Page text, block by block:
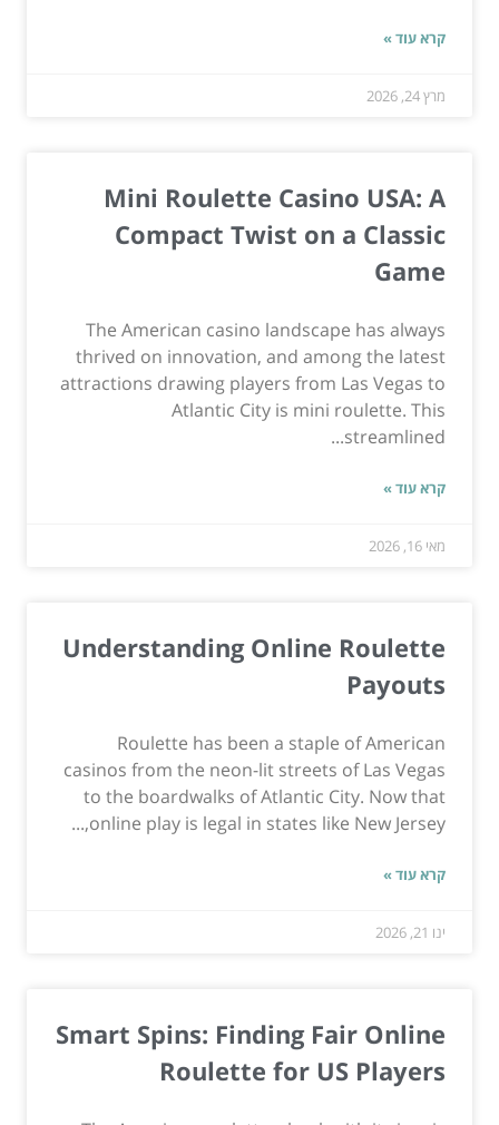
קרא עוד »
מרץ 24, 2026
Mini Roulette Casino USA: A
Compact Twist on a Classic
Game
The American casino landscape has always
thrived on innovation, and among the latest
attractions drawing players from Las Vegas to
Atlantic City is mini roulette. This
streamlined...
קרא עוד »
מאי 16, 2026
Understanding Online Roulette
Payouts
Roulette has been a staple of American
casinos from the neon-lit streets of Las Vegas
to the boardwalks of Atlantic City. Now that
online play is legal in states like New Jersey,...
קרא עוד »
ינו 21, 2026
Smart Spins: Finding Fair Online
Roulette for US Players